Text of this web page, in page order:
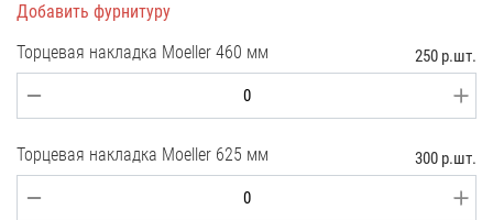
Добавить фурнитуру
Торцевая накладка Moeller 460 мм
250 р.шт.
Торцевая накладка Moeller 625 мм 300 р.шт.